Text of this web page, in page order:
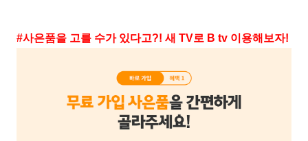
#사은품을 고를 수가 있다고?! 새 TV로 B tv 이용해보자!